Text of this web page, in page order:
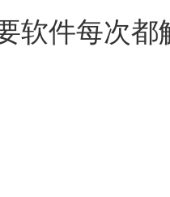
软件每次